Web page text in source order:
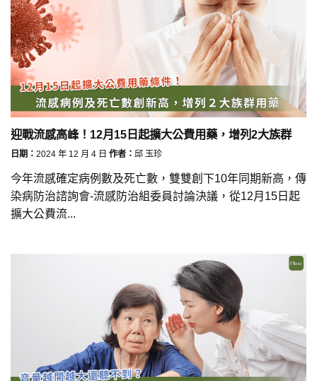
迎戰流感高峰！12月15日起擴大公費用藥，增列2大族群
日期： 2024 年 12 月 4 日 作者： 邱 玉珍
今年流感確定病例數及死亡數，雙雙創下10年同期新高，傳
染病防治諮詢會-流感防治組委員討論決議，從12月15日起
擴大公費流...